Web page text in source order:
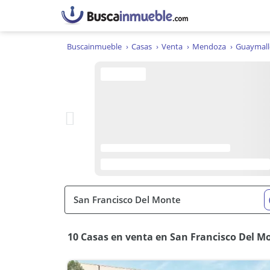
Buscainmueble Casas Venta Mendoza
10 Casas en venta en San Francisco Del